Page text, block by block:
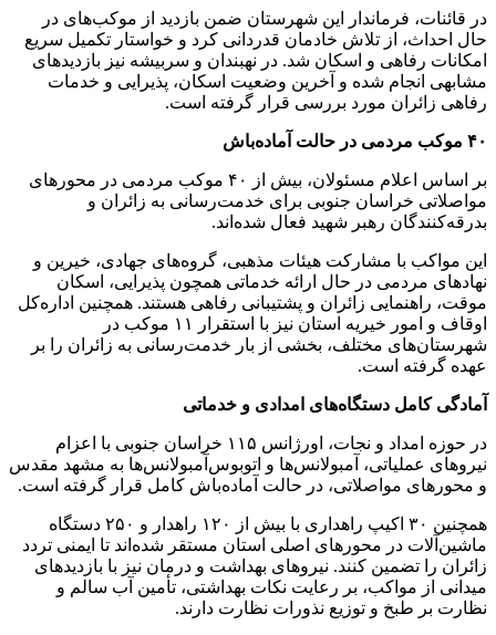
در قائنات، فرماندار این شهرستان ضمن بازدید از موکب‌های در
حال احداث، از تلاش خادمان قدردانی کرد و خواستار تکمیل سریع
امکانات رفاهی و اسکان شد. در نهبندان و سربیشه نیز بازدیدهای
مشابهی انجام شده و آخرین وضعیت اسکان، پذیرایی و خدمات
رفاهی زائران مورد بررسی قرار گرفته است.
۴۰ موکب مردمی در حالت آماده‌باش
بر اساس اعلام مسئولان، بیش از ۴۰ موکب مردمی در محورهای
مواصلاتی خراسان جنوبی برای خدمت‌رسانی به زائران و
بدرقه‌کنندگان رهبر شهید فعال شده‌اند.
این مواکب با مشارکت هیئات مذهبی، گروه‌های جهادی، خیرین و
نهادهای مردمی در حال ارائه خدماتی همچون پذیرایی، اسکان
موقت، راهنمایی زائران و پشتیبانی رفاهی هستند. همچنین اداره‌کل
اوقاف و امور خیریه استان نیز با استقرار ۱۱ موکب در
شهرستان‌های مختلف، بخشی از بار خدمت‌رسانی به زائران را بر
عهده گرفته است.
آمادگی کامل دستگاه‌های امدادی و خدماتی
در حوزه امداد و نجات، اورژانس ۱۱۵ خراسان جنوبی با اعزام
نیروهای عملیاتی، آمبولانس‌ها و اتوبوس‌آمبولانس‌ها به مشهد مقدس
و محورهای مواصلاتی، در حالت آماده‌باش کامل قرار گرفته است.
همچنین ۳۰ اکیپ راهداری با بیش از ۱۲۰ راهدار و ۲۵۰ دستگاه
ماشین‌آلات در محورهای اصلی استان مستقر شده‌اند تا ایمنی تردد
زائران را تضمین کنند. نیروهای بهداشت و درمان نیز با بازدیدهای
میدانی از مواکب، بر رعایت نکات بهداشتی، تأمین آب سالم و
نظارت بر طبخ و توزیع نذورات نظارت دارند.